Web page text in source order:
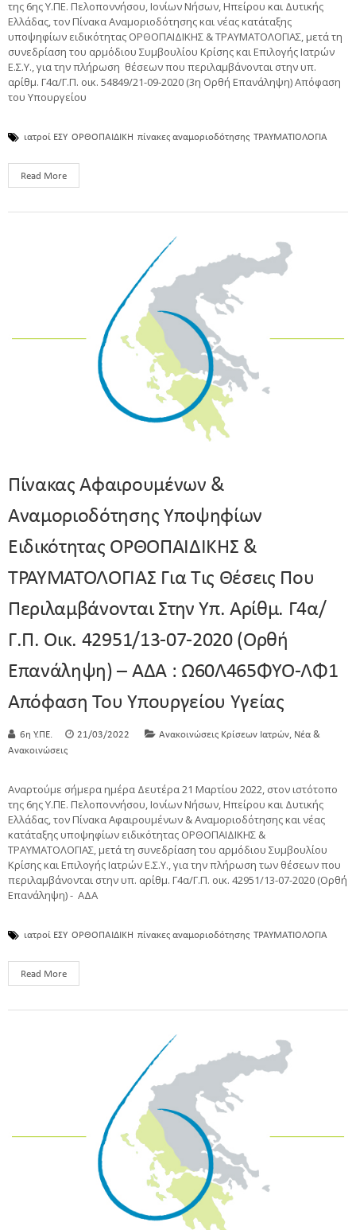
της 6ης Υ.ΠΕ. Πελοποννήσου, Ιονίων Νήσων, Ηπείρου και Δυτικής
Ελλάδας, τον Πίνακα Αναμοριοδότησης και νέας κατάταξης
υποψηφίων ειδικότητας ΟΡΘΟΠΑΙΔΙΚΗΣ & ΤΡΑΥΜΑΤΟΛΟΓΙΑΣ, μετά τη
συνεδρίαση του αρμόδιου Συμβουλίου Κρίσης και Επιλογής Ιατρών
Ε.Σ.Υ., για την πλήρωση θέσεων που περιλαμβάνονται στην υπ.
αρίθμ. Γ4α/Γ.Π. οικ. 54849/21-09-2020 (3η Ορθή Επανάληψη) Απόφαση
του Υπουργείου
ιατροί ΕΣΥ ΟΡΘΟΠΑΙΔΙΚΗ πίνακες αναμοριοδότησης ΤΡΑΥΜΑΤΙΟΛΟΓΙΑ
Read More
Πίνακας Αφαιρουμένων &
Αναμοριοδότησης Υποψηφίων
Ειδικότητας ΟΡΘΟΠΑΙΔΙΚΗΣ &
ΤΡΑΥΜΑΤΟΛΟΓΙΑΣ Για Τις Θέσεις Που
Περιλαμβάνονται Στην Υπ. Αρίθμ. Γ4α/
Γ.Π. Οικ. 42951/13-07-2020 (Ορθή
Επανάληψη) – ΑΔΑ : Ω60Λ465ΦΥΟ-ΛΦ1
Απόφαση Του Υπουργείου Υγείας
6η Υ.ΠΕ. 21/03/2022 Ανακοινώσεις Κρίσεων Ιατρών, Νέα &
Ανακοινώσεις
Αναρτούμε σήμερα ημέρα Δευτέρα 21 Μαρτίου 2022, στον ιστότοπο
της 6ης Υ.ΠΕ. Πελοποννήσου, Ιονίων Νήσων, Ηπείρου και Δυτικής
Ελλάδας, τον Πίνακα Αφαιρουμένων & Αναμοριοδότησης και νέας
κατάταξης υποψηφίων ειδικότητας ΟΡΘΟΠΑΙΔΙΚΗΣ &
ΤΡΑΥΜΑΤΟΛΟΓΙΑΣ, μετά τη συνεδρίαση του αρμόδιου Συμβουλίου
Κρίσης και Επιλογής Ιατρών Ε.Σ.Υ., για την πλήρωση των θέσεων που
περιλαμβάνονται στην υπ. αρίθμ. Γ4α/Γ.Π. οικ. 42951/13-07-2020 (Ορθή
Επανάληψη) - ΑΔΑ
ιατροί ΕΣΥ ΟΡΘΟΠΑΙΔΙΚΗ πίνακες αναμοριοδότησης ΤΡΑΥΜΑΤΙΟΛΟΓΙΑ
Read More